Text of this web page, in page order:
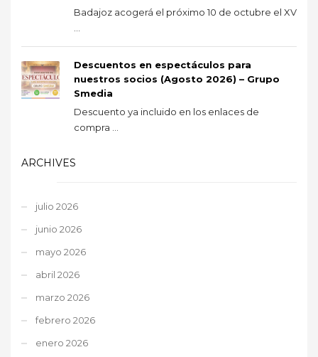
Badajoz acogerá el próximo 10 de octubre el XV
Descuentos en espectáculos para
nuestros socios (Agosto 2026) – Grupo
Smedia
Descuento ya incluido en los enlaces de
compra ...
ARCHIVES
julio 2026
junio 2026
mayo 2026
abril 2026
marzo 2026
febrero 2026
enero 2026